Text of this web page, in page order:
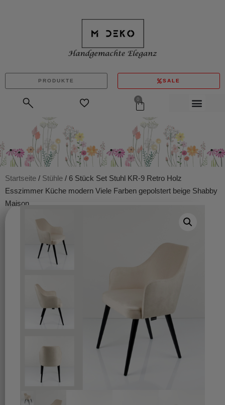
PRODUKTE SALE
0
Startseite / Stühle / 6 Stück Set Stuhl KR-9 Retro Holz
Esszimmer Küche modern Viele Farben gepolstert beige Shabby
Maison